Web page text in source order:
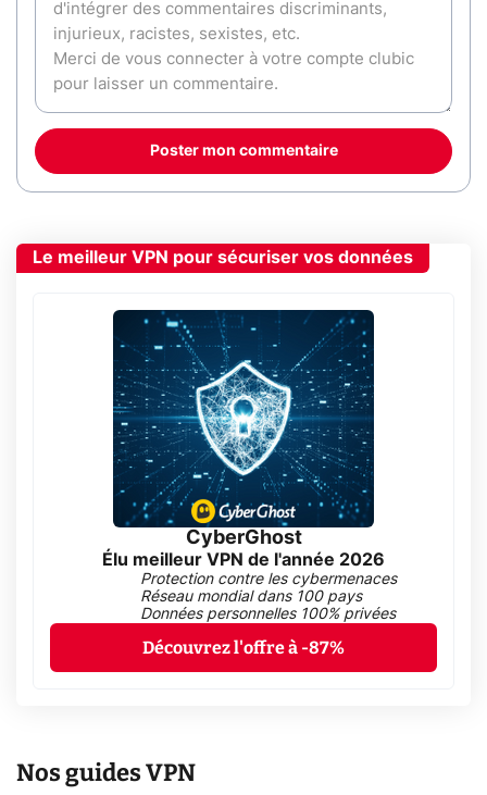
Poster mon commentaire
Le meilleur VPN pour sécuriser vos données
CyberGhost
Élu meilleur VPN de l'année 2026
Protection contre les cybermenaces
Réseau mondial dans 100 pays
Données personnelles 100% privées
Découvrez l'offre à -87%
Nos guides VPN